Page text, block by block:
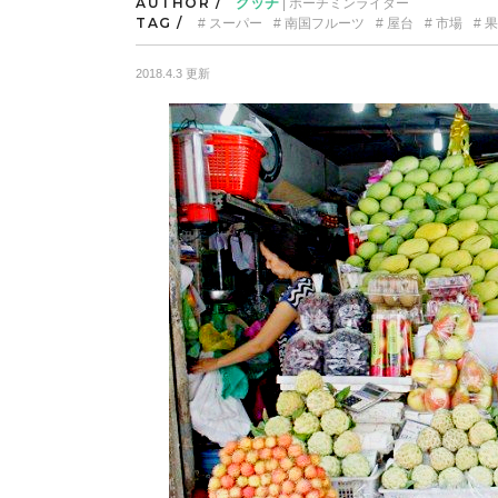
| ホーチミンライター
TAG / スーパー 南国フルーツ 屋台 市場
2018.4.3 更新